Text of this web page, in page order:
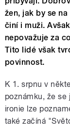
žen, jak by se
činí i muži.
nepovažuje za
Tito lidé však
povinnost.
K 1. srpnu v
poznámku, že
ironie lze
také začíná